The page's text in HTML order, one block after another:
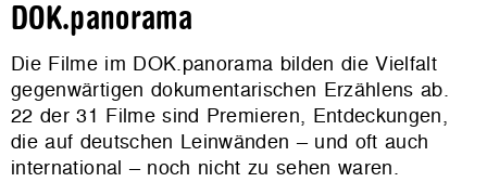
DOK.panorama
Die Filme im DOK.panorama bilden die Vielfalt
gegenwärtigen dokumentarischen Erzählens ab.
22 der 31 Filme sind Premieren, Entdeckungen,
die auf deutschen Leinwänden – und oft auch
international – noch nicht zu sehen waren.